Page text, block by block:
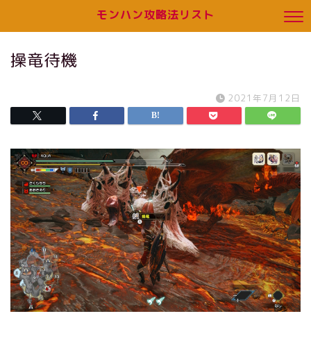
モンハン攻略法リスト
操竜待機
2021年7月12日